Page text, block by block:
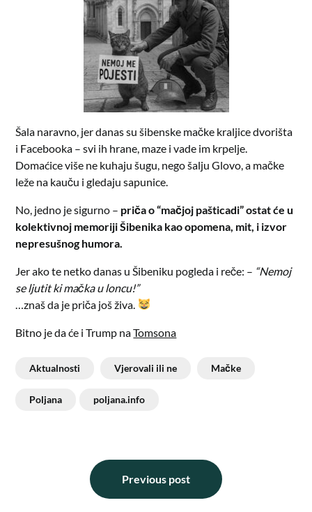
Šala naravno, jer danas su šibenske mačke kraljice dvorišta
i Facebooka – svi ih hrane, maze i vade im krpelje.
Domaćice više ne kuhaju šugu, nego šalju Glovo, a mačke
leže na kauču i gledaju sapunice.
No, jedno je sigurno – priča o “mačjoj pašticadi” ostat će u
kolektivnoj memoriji Šibenika kao opomena, mit, i izvor
nepresušnog humora.
Jer ako te netko danas u Šibeniku pogleda i reče: – “Nemoj
se ljutit ki mačka u loncu!”
…znaš da je priča još živa.
Bitno je da će i Trump naTomsona
Aktualnosti Vjerovali ili ne Mačke
Poljana poljana.info
Previous post